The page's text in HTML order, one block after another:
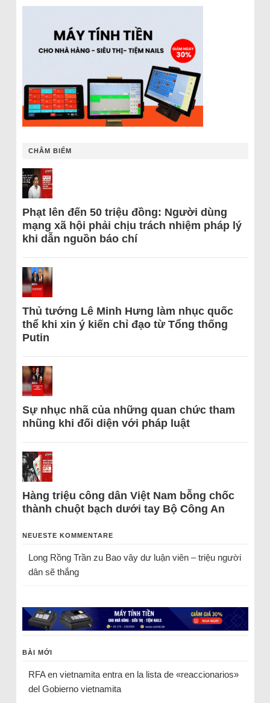
CHÂM BIẾM
Phạt lên đến 50 triệu đồng: Người dùng
mạng xã hội phải chịu trách nhiệm pháp lý
khi dẫn nguồn báo chí
Thủ tướng Lê Minh Hưng làm nhục quốc
thể khi xin ý kiến chỉ đạo từ Tổng thống
Putin
Sự nhục nhã của những quan chức tham
nhũng khi đối diện với pháp luật
Hàng triệu công dân Việt Nam bỗng chốc
thành chuột bạch dưới tay Bộ Công An
NEUESTE KOMMENTARE
Long Rồng Trầnzu Bao vây dư luận viên – triệu người
dân sẽ thắng
BÀI MỚI
RFA en vietnamita entra en la lista de «reaccionarios»
del Gobierno vietnamita